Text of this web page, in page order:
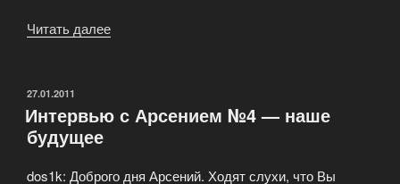
Читать далее
интервью
ОПУБЛИКОВАНО
27.01.2011
Интервью с Арсением №4 — наше
будущее
dos1k: Доброго дня Арсений. Ходят слухи, что Вы